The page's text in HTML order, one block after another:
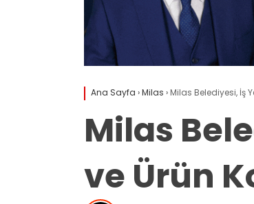
Ana Sayfa ›Milas › Milas Belediyesi, İş
Milas
ve Ürün